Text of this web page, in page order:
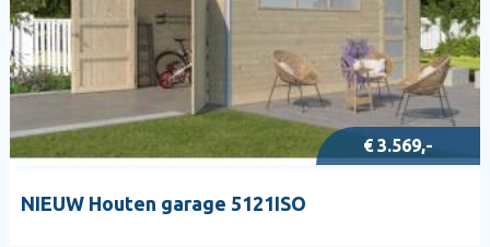
€ 3.569,-
NIEUW Houten garage 5121ISO